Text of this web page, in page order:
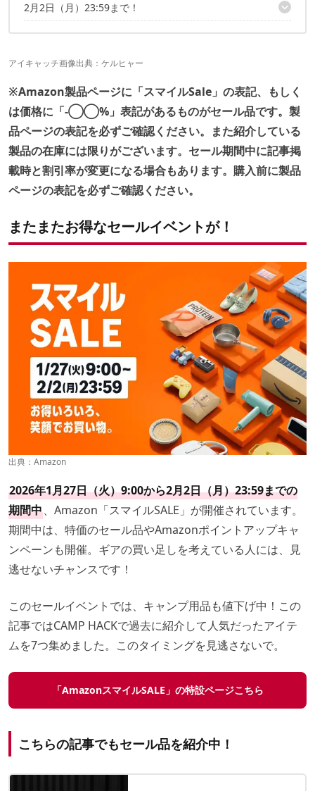
2月2日（月）23:59まで！
アイキャッチ画像出典： ケルヒャー
※Amazon製品ページに「スマイルSale」の表記、もしく
は価格に「-◯◯%」表記があるものがセール品です。製
品ページの表記を必ずご確認ください。また紹介している
製品の在庫には限りがございます。セール期間中に記事掲
載時と割引率が変更になる場合もあります。購入前に製品
ページの表記を必ずご確認ください。
またまたお得なセールイベントが！
出典： Amazon
2026年1月27日（火）9:00から2月2日（月）23:59までの
期間中、Amazon「スマイルSALE」が開催されています。
期間中は、特価のセール品やAmazonポイントアップキャ
ンペーンも開催。ギアの買い足しを考えている人には、見
逃せないチャンスです！
このセールイベントでは、キャンプ用品も値下げ中！この
記事ではCAMP HACKで過去に紹介して人気だったアイテ
ムを7つ集めました。このタイミングを見逃さないで。
「AmazonスマイルSALE」の特設ページこちら
こちらの記事でもセール品を紹介中！